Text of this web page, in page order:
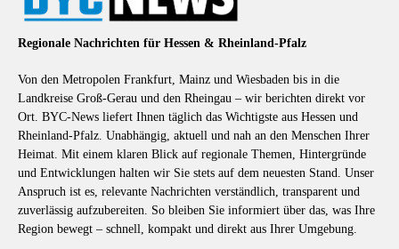
Regionale Nachrichten für Hessen & Rheinland-Pfalz
Von den Metropolen Frankfurt, Mainz und Wiesbaden bis in die
Landkreise Groß-Gerau und den Rheingau – wir berichten direkt vor
Ort. BYC-News liefert Ihnen täglich das Wichtigste aus Hessen und
Rheinland-Pfalz. Unabhängig, aktuell und nah an den Menschen Ihrer
Heimat. Mit einem klaren Blick auf regionale Themen, Hintergründe
und Entwicklungen halten wir Sie stets auf dem neuesten Stand. Unser
Anspruch ist es, relevante Nachrichten verständlich, transparent und
zuverlässig aufzubereiten. So bleiben Sie informiert über das, was Ihre
Region bewegt – schnell, kompakt und direkt aus Ihrer Umgebung.